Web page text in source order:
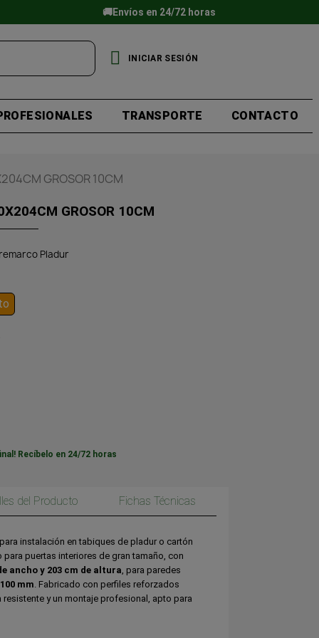
🚚Envíos en 24/72 horas
INICIAR SESIÓN
TRANSPORTE CONTACTO
GROSOR 10CM
GROSOR 10CM
Pladur
Recíbelo en 24/72 horas
del Producto Fichas Técnicas
instalación en tabiques de pladur o cartón
puertas interiores de gran tamaño, con
ancho y 203 cm de altura, para paredes
100 mm. Fabricado con perfiles reforzados
resistente y un montaje profesional, apto para